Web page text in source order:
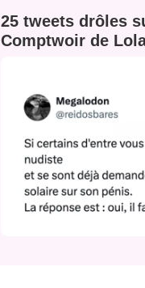
25 tweets drôles
Comptwoir de Lola